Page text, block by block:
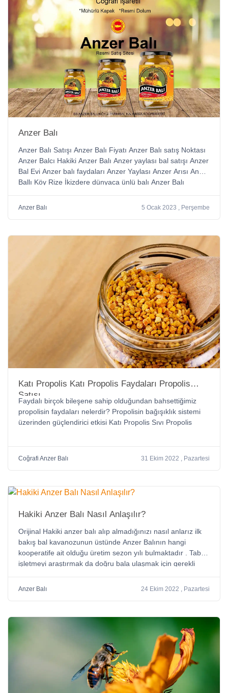
Anzer Balı
Anzer Balı Satışı Anzer Balı Fiyatı Anzer Balı satış Noktası
Anzer Balcı Hakiki Anzer Balı Anzer yaylası bal satışı Anzer
Bal Evi Anzer balı faydaları Anzer Yaylası Anzer Arısı Anzer
Ballı Köy Rize İkizdere dünyaca ünlü balı Anzer Balı
Anzer Balı 5 Ocak 2023 , Perşembe
Katı Propolis Katı Propolis Faydaları Propolis
Satışı
Faydalı birçok bileşene sahip olduğundan bahsettiğimiz
propolisin faydaları nelerdir? Propolisin bağışıklık sistemi
üzerinden güçlendirici etkisi Katı Propolis Sıvı Propolis
Coğrafi Anzer Balı 31 Ekim 2022 , Pazartesi
Hakiki Anzer Balı Nasıl Anlaşılır?
Orijinal Hakiki anzer balı alıp almadığınızı nasıl anlarız ilk
bakış bal kavanozunun üstünde Anzer Balının hangi
kooperatife ait olduğu üretim sezon yılı bulmaktadır . Tabiki
işletmeyi araştırmak da doğru bala ulaşmak için gerekli
kavanoz görünümünü yazımızda bulabilirsiniz
Anzer Balı 24 Ekim 2022 , Pazartesi